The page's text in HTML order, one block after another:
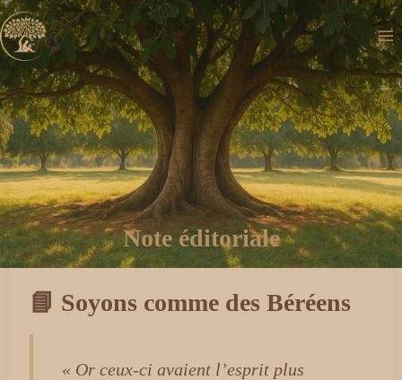
Aller
au
contenu
Note éditoriale
📘 Soyons comme des Béréens
« Or ceux-ci avaient l’esprit plus